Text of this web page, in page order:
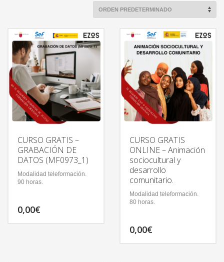
CURSO GRATIS –
GRABACIÓN DE
DATOS (MF0973_1)
Modalidad teleformación.
90 horas.
0,00€
CURSO GRATIS
ONLINE – Animación
sociocultural y
desarrollo
comunitario.
Modalidad teleformación.
80 horas.
0,00€